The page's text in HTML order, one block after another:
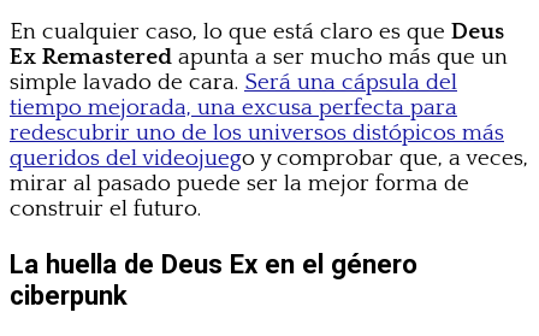
En cualquier caso, lo que está claro es que Deus
Ex Remastered apunta a ser mucho más que un
simple lavado de cara. Será una cápsula del
tiempo mejorada, una excusa perfecta para
redescubrir uno de los universos distópicos más
queridos del videojuego y comprobar que, a veces,
mirar al pasado puede ser la mejor forma de
construir el futuro.
La huella de Deus Ex en el género
ciberpunk